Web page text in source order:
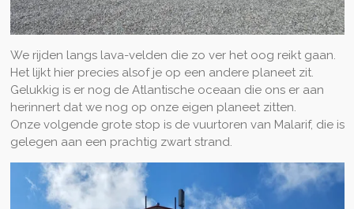
We rijden langs lava-velden die zo ver het oog reikt gaan.
Het lijkt hier precies alsof je op een andere planeet zit.
Gelukkig is er nog de Atlantische oceaan die ons er aan
herinnert dat we nog op onze eigen planeet zitten.
Onze volgende grote stop is de vuurtoren van Malarif, die is
gelegen aan een prachtig zwart strand.